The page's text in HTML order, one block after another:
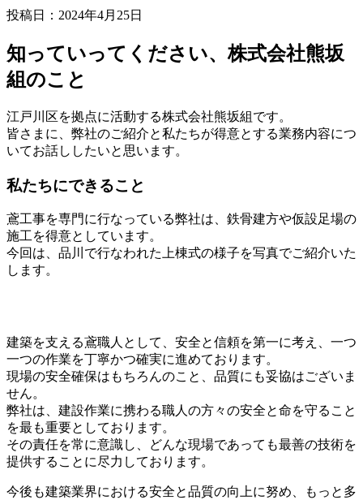
投稿日： 2024年4月25日
知っていってください、株式会社熊坂
組のこと
江戸川区を拠点に活動する株式会社熊坂組です。
皆さまに、弊社のご紹介と私たちが得意とする業務内容につ
いてお話ししたいと思います。
私たちにできること
鳶工事を専門に行なっている弊社は、鉄骨建方や仮設足場の
施工を得意としています。
今回は、品川で行なわれた上棟式の様子を写真でご紹介いた
します。
建築を支える鳶職人として、安全と信頼を第一に考え、一つ
一つの作業を丁寧かつ確実に進めております。
現場の安全確保はもちろんのこと、品質にも妥協はございま
せん。
弊社は、建設作業に携わる職人の方々の安全と命を守ること
を最も重要としております。
その責任を常に意識し、どんな現場であっても最善の技術を
提供することに尽力しております。
今後も建築業界における安全と品質の向上に努め、もっと多